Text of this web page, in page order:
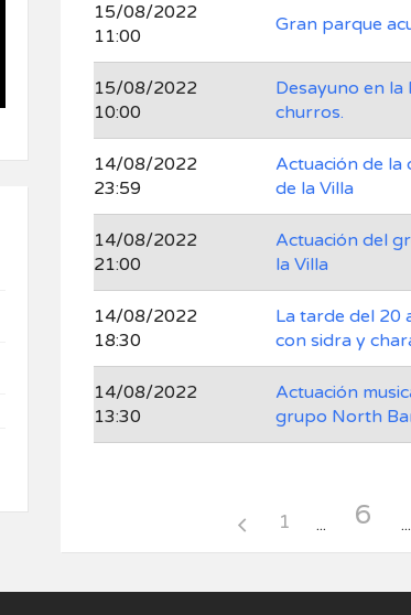
15/08/2022
11:00
Gran parque
15/08/2022
10:00
Desayuno en la
churros.
14/08/2022
23:59
Actuación de la
de la Villa
14/08/2022
21:00
Actuación del
la Villa
14/08/2022
18:30
La tarde del 20
con sidra y
14/08/2022
13:30
Actuación
grupo North
1 6